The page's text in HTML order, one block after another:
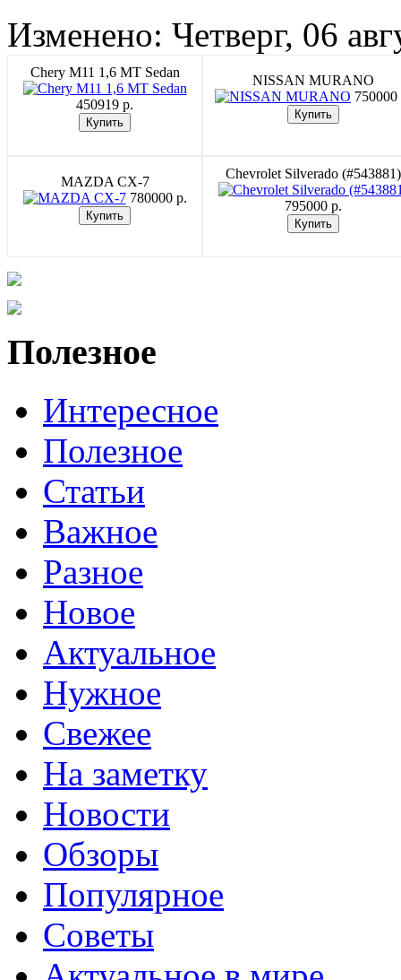
Изменено: Четверг, 06
Chery M11 1,6 MT Sedan
450919 p.
NISSAN MURANO
750000
MAZDA CX-7
780000 p.
Chevrolet Silverado (#543881)
795000 p.
Полезное
Интересное
Полезное
Статьи
Важное
Разное
Новое
Актуальное
Нужное
Свежее
На заметку
Новости
Обзоры
Популярное
Советы